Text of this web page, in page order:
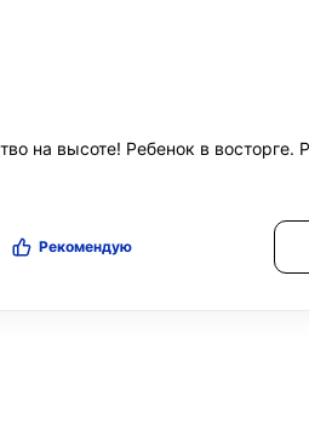
на высоте! Ребенок в
Рекомендую